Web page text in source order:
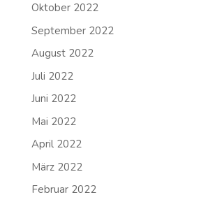
Oktober 2022
September 2022
August 2022
Juli 2022
Juni 2022
Mai 2022
April 2022
März 2022
Februar 2022